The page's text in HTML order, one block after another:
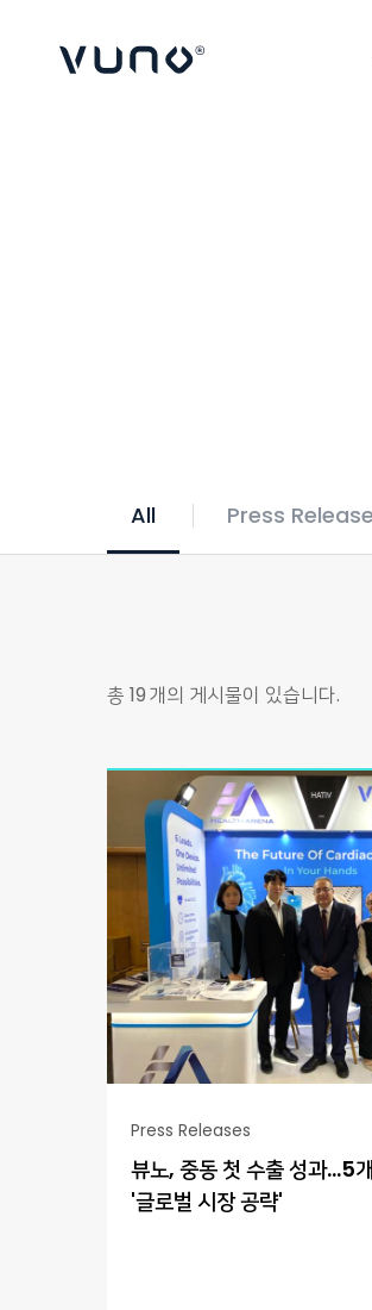
(주) 뷰노
All Press
총 19개의 게시물이 있습니다.
Press Releases
뷰노, 중동 첫 수출 성과…5
'글로벌 시장 공략'